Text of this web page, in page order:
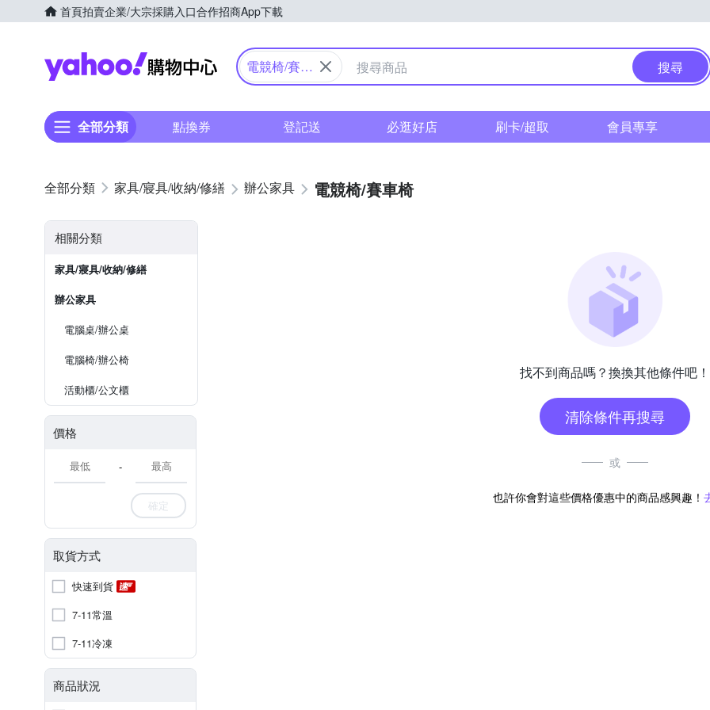
首頁拍賣企業/大宗採購入口合作招商App下載
Yahoo購物中心
電競椅/賽車
搜尋
全部分類 點換券 登記送 必逛好店 刷卡/超取 會員專享
家具/寢具/收納/修繕 辦公家具 電競椅/賽車椅
相關分類
家具/寢具/收納/修繕
辦公家具
電腦桌/辦公桌
電腦椅/辦公椅
活動櫃/公文櫃
價格
-
確定
取貨方式
快速到貨
7-11常溫
7-11冷凍
商品狀況
找不到商品嗎？換換其他條件吧！
清除條件再搜尋
或
也許你會對這些價格優惠中的商品感興趣！